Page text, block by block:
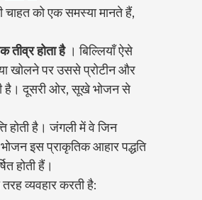
को एक समस्या मानते हैं,
होता है । बिल्लियाँ ऐसे
खोलने पर उससे प्रोटीन और
है। दूसरी ओर, सूखे भोजन से
होती है। जंगली में वे जिन
इस प्राकृतिक आहार पद्धति
होती हैं।
व्यवहार करती है: